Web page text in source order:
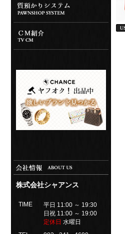
株式会社シャアンス
TIME
平日 11:00 ～ 19:30
日祝 11:00 ～ 19:00
定休日 水曜日